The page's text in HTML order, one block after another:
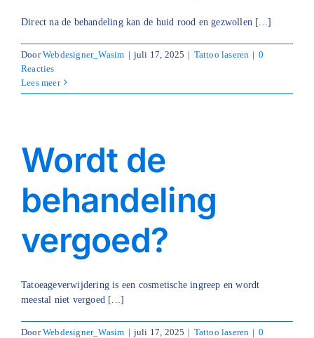
Over ons
Direct na de behandeling kan de huid rood en gezwollen [...]
DoorWebdesigner_Wasim | juli 17, 2025 | Tattoo laseren | 0
Reacties
Lees meer
Wordt de
behandeling
vergoed?
Tatoeageverwijdering is een cosmetische ingreep en wordt
meestal niet vergoed [...]
DoorWebdesigner_Wasim | juli 17, 2025 | Tattoo laseren | 0